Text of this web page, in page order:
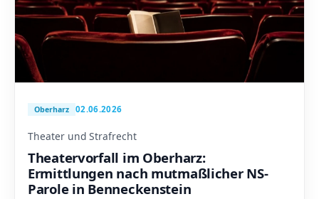
Oberharz 02.06.2026
Theater und Strafrecht
Theatervorfall im Oberharz:
Ermittlungen nach mutmaßlicher NS-
Parole in Benneckenstein